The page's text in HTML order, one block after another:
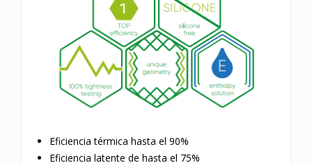
Eficiencia térmica hasta el 90%
Eficiencia latente de hasta el 75%